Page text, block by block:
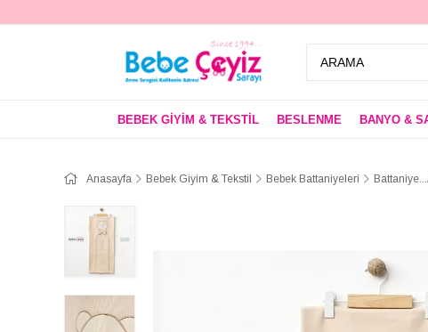
BEBEK GİYİM & TEKSTİL BESLENME BANYO &
Anasayfa Bebek Giyim & Tekstil Bebek Battaniyeleri